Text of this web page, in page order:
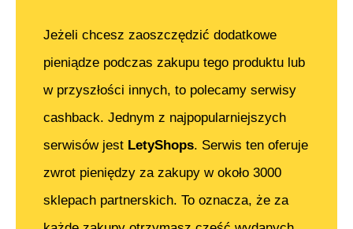
Jeżeli chcesz zaoszczędzić dodatkowe
pieniądze podczas zakupu tego produktu lub
w przyszłości innych, to polecamy serwisy
cashback. Jednym z najpopularniejszych
serwisów jest LetyShops. Serwis ten oferuje
zwrot pieniędzy za zakupy w około 3000
sklepach partnerskich. To oznacza, że za